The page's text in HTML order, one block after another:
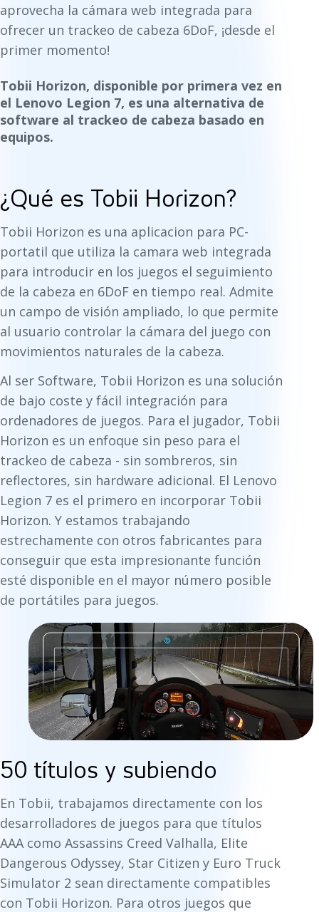
aprovecha la cámara web integrada para
ofrecer un trackeo de cabeza 6DoF, ¡desde el
primer momento!
Tobii Horizon, disponible por primera vez en
el Lenovo Legion 7, es una alternativa de
software al trackeo de cabeza basado en
equipos.
¿Qué es Tobii Horizon?
Tobii Horizon es una aplicacion para PC-
portatil que utiliza la camara web integrada
para introducir en los juegos el seguimiento
de la cabeza en 6DoF en tiempo real. Admite
un campo de visión ampliado, lo que permite
al usuario controlar la cámara del juego con
movimientos naturales de la cabeza.
Al ser Software, Tobii Horizon es una solución
de bajo coste y fácil integración para
ordenadores de juegos. Para el jugador, Tobii
Horizon es un enfoque sin peso para el
trackeo de cabeza - sin sombreros, sin
reflectores, sin hardware adicional. El Lenovo
Legion 7 es el primero en incorporar Tobii
Horizon. Y estamos trabajando
estrechamente con otros fabricantes para
conseguir que esta impresionante función
esté disponible en el mayor número posible
de portátiles para juegos.
50 títulos y subiendo
En Tobii, trabajamos directamente con los
desarrolladores de juegos para que títulos
AAA como Assassins Creed Valhalla, Elite
Dangerous Odyssey, Star Citizen y Euro Truck
Simulator 2 sean directamente compatibles
con Tobii Horizon. Para otros juegos que